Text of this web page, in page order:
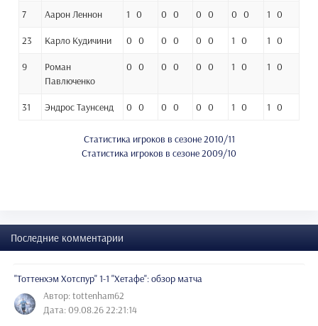
7 Аарон Леннон 1 0 0 0 0 0 0 0 1 0
23 Карло Кудичини 0 0 0 0 0 0 1 0 1 0
9
Роман
Павлюченко
0 0 0 0 0 0 1 0 1 0
31 Эндрос Таунсенд 0 0 0 0 0 0 1 0 1 0
Статистика игроков в сезоне 2010/11
Статистика игроков в сезоне 2009/10
Последние комментарии
"Тоттенхэм Хотспур" 1-1 "Хетафе": обзор матча
Автор: tottenham62
Дата: 09.08.26 22:21:14